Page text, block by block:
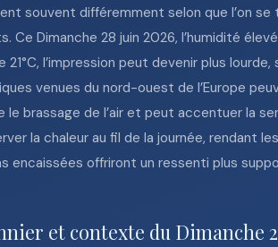
souvent différemment selon que l’on
Ce Dimanche 28 juin 2026, l’humidité
l’impression peut devenir plus
venues du nord-ouest de l’Europe
le brassage de l’air et peut accentuer la
la chaleur au fil de la journée, rendant
encaissées offriront un ressenti plus
et contexte du Dimanche